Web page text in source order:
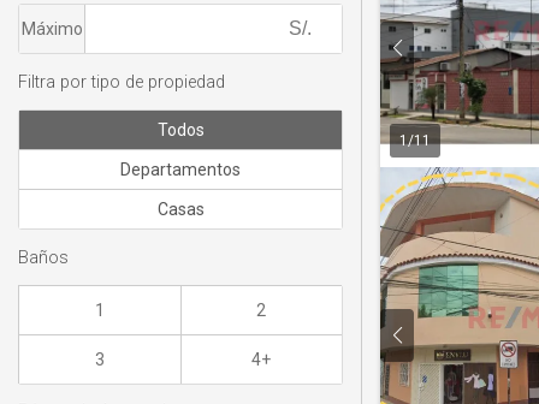
1/11
Máximo
Filtra por tipo de propiedad
Todos
Departamentos
Casas
Baños
1 2
3 4+